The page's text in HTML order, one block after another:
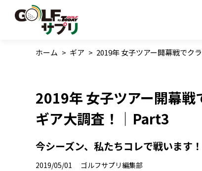
ホーム > ギア > 2019年 女子ツアー開幕戦でク
2019年 女子ツアー開幕
ギア大調査！｜Part3
今シーズン、私たちコレで戦います
2019/05/01 ゴルフサプリ編集部